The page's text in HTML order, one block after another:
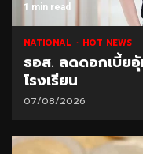
1 min read
NATIONAL HOT NEWS
ธอส. ลดดอกเบี้ย
โรงเรียน
07/08/2026